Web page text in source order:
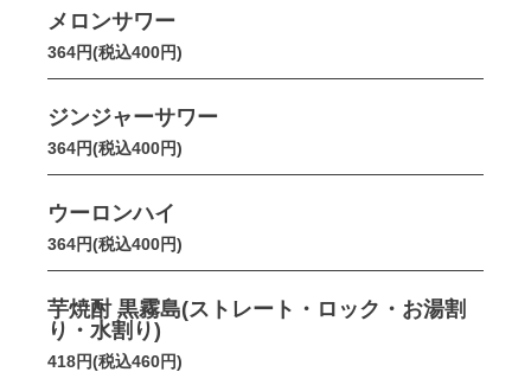
メロンサワー
364円(税込400円)
ジンジャーサワー
364円(税込400円)
ウーロンハイ
364円(税込400円)
芋焼酎 黒霧島(ストレート・ロック・お湯割
り・水割り)
418円(税込460円)